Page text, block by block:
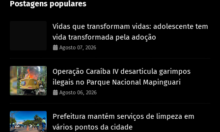
Postagens populares
Vidas que transformam vidas: adolescente tem
vida transformada pela adoção
Agosto 07, 2026
Operação Caraíba IV desarticula garimpos
ilegais no Parque Nacional Mapinguari
Agosto 06, 2026
Prefeitura mantém serviços de limpeza em
vários pontos da cidade